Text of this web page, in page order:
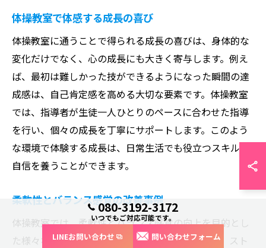
体操教室で体感する成長の喜び
体操教室に通うことで得られる成長の喜びは、身体的な
変化だけでなく、心の成長にも大きく寄与します。例え
ば、最初は難しかった技ができるようになった瞬間の達
成感は、自己肯定感を高める大切な要素です。体操教室
では、指導者が生徒一人ひとりのペースに合わせた指導
を行い、個々の成長を丁寧にサポートします。このよう
な環境で体験する成長は、日常生活でも役立つスキルや
自信を養うことができます。
柔軟性とバランス感覚の改善事例
体操教室では、柔軟性とバランス感覚の向上を目的とし
た様々なプログラムが用意されています。例えば、スト
080-3192-3172
いつでもご対応可能です。
LINEお問い合わせ 問い合わせフォーム